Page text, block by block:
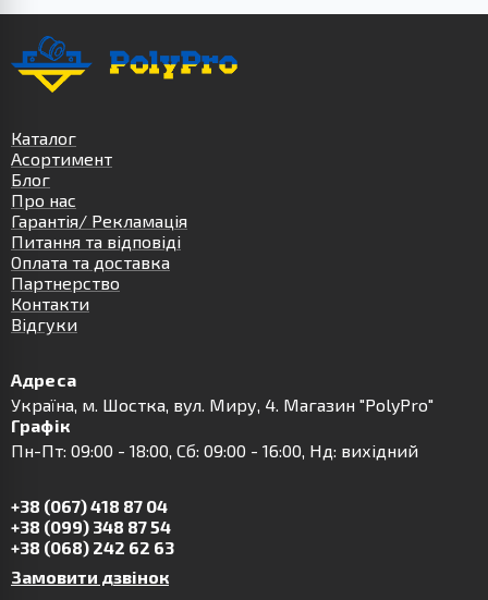
Каталог
Асортимент
Блог
Про нас
Гарантія/ Рекламація
Питання та відповіді
Оплата та доставка
Партнерство
Контакти
Відгуки
Адреса
Українa, м. Шостка, вул. Миру, 4. Магазин "PolyPro"
Графік
Пн-Пт: 09:00 - 18:00, Сб: 09:00 - 16:00, Нд: вихідний
+38 (067) 418 87 04
+38 (099) 348 87 54
+38 (068) 242 62 63
Замовити дзвінок